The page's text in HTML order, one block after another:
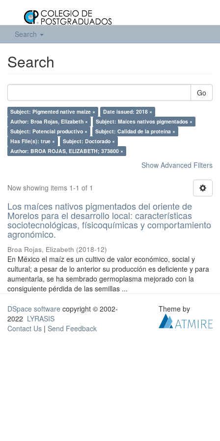
Search
Search
Go
Subject: Pigmented native maize ×
Date issued: 2018 ×
Author: Broa Rojas, Elizabeth ×
Subject: Maíces nativos pigmentados ×
Subject: Potencial productivo ×
Subject: Calidad de la proteína ×
Has File(s): true ×
Subject: Doctorado ×
Author: BROA ROJAS, ELIZABETH; 373800 ×
Show Advanced Filters
Now showing items 1-1 of 1
Los maíces nativos pigmentados del oriente de
Morelos para el desarrollo local: características
sociotecnológicas, físicoquímicas y comportamiento
agronómico.
Broa Rojas, Elizabeth (2018-12)
En México el maíz es un cultivo de valor económico, social y
cultural; a pesar de lo anterior su producción es deficiente y para
aumentarla, se ha sembrado germoplasma mejorado con la
consiguiente pérdida de las semillas ...
DSpace software copyright © 2002-
2022 LYRASIS
Contact Us | Send Feedback
Theme by